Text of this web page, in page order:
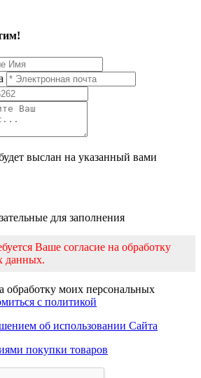
выслан на указанный вами
для заполнения
Ваше согласие на обработку
данных.
обработку моих персональных
с политикой
об использовании Сайта
покупки товаров